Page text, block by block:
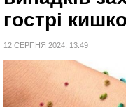
гострі
12 СЕРПНЯ 2024, 13:49